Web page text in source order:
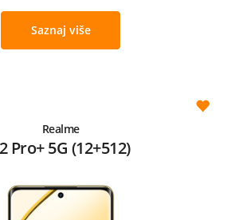
Saznaj više
Realme
Pro+ 5G (12+512)